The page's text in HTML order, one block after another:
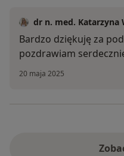
dr n. med. Katarzyna
Bardzo dziękuję za
pozdrawiam
20 maja 2025